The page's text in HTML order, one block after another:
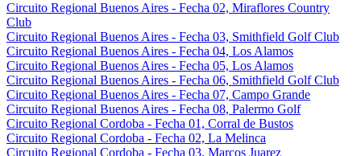
Circuito Regional Buenos Aires - Fecha 02, Miraflores Country
Club
Circuito Regional Buenos Aires - Fecha 03, Smithfield Golf Club
Circuito Regional Buenos Aires - Fecha 04, Los Alamos
Circuito Regional Buenos Aires - Fecha 05, Los Alamos
Circuito Regional Buenos Aires - Fecha 06, Smithfield Golf Club
Circuito Regional Buenos Aires - Fecha 07, Campo Grande
Circuito Regional Buenos Aires - Fecha 08, Palermo Golf
Circuito Regional Cordoba - Fecha 01, Corral de Bustos
Circuito Regional Cordoba - Fecha 02, La Melinca
Circuito Regional Cordoba - Fecha 03, Marcos Juarez